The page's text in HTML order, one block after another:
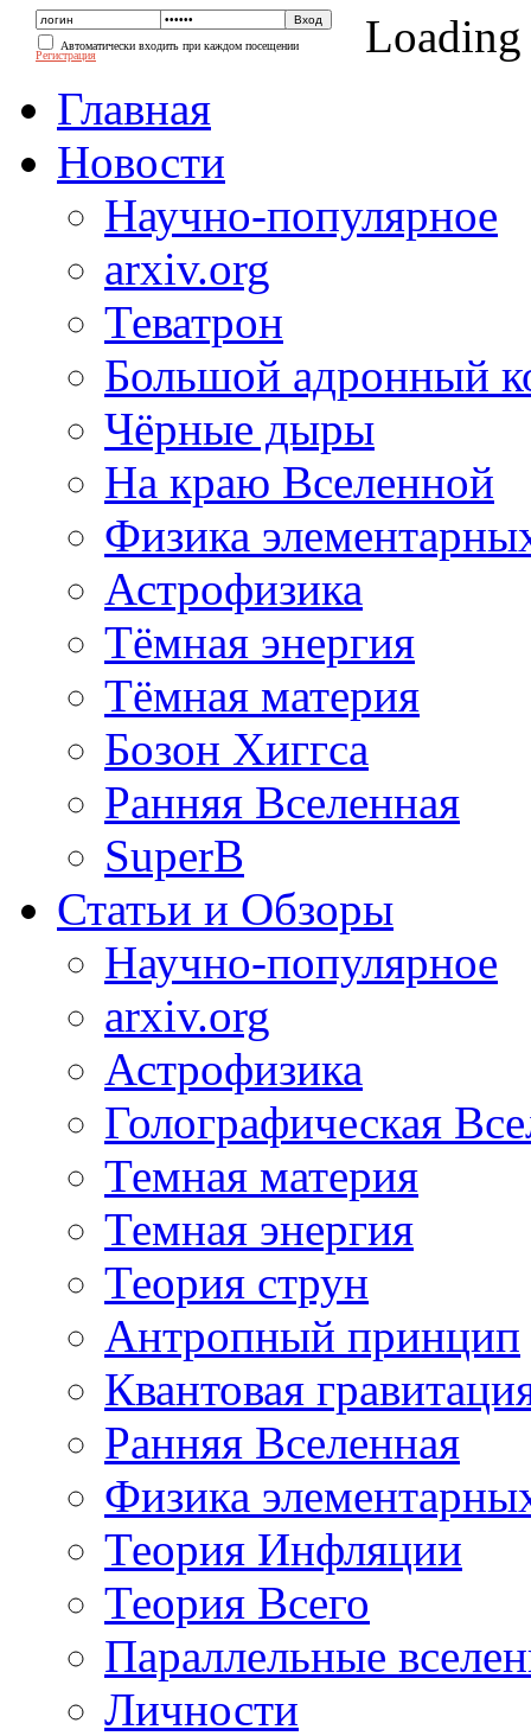
Автоматически входить при каждом посещении
Регистрация
Loading
Главная
Новости
Научно-популярное
arxiv.org
Теватрон
Большой адронный
Чёрные дыры
На краю Вселенной
Физика
Астрофизика
Тёмная энергия
Тёмная материя
Бозон Хиггса
Ранняя Вселенная
SuperB
Статьи и Обзоры
Научно-популярное
arxiv.org
Астрофизика
Голографическая
Темная материя
Темная энергия
Теория струн
Антропный принцип
Квантовая
Ранняя Вселенная
Физика
Теория Инфляции
Теория Всего
Параллельные
Личности